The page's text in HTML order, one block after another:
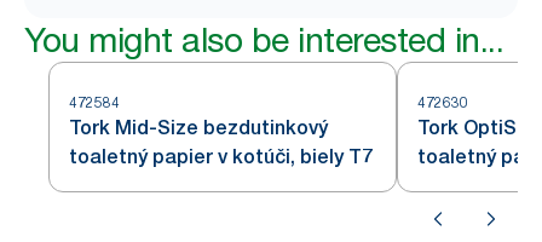
You might also be interested in...
472584
Tork Mid-Size bezdutinkový
toaletný papier v kotúči, biely T7
472630
Tork
toaletný